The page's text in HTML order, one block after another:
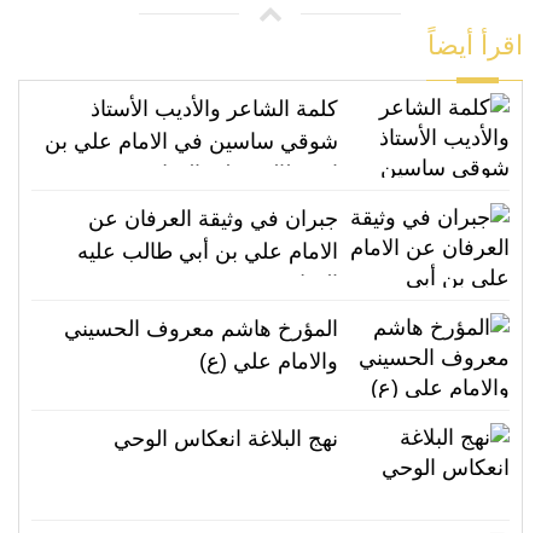
اقرأ أيضاً
كلمة الشاعر والأديب الأستاذ
شوقي ساسين في الامام علي بن
ابي طالب عليه السلام
جبران في وثيقة العرفان عن
الامام علي بن أبي طالب عليه
السلام
المؤرخ هاشم معروف الحسيني
والامام علي (ع)
نهج البلاغة انعكاس الوحي